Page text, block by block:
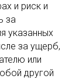
и риск и
за
указанных
за ущерб,
или
другой